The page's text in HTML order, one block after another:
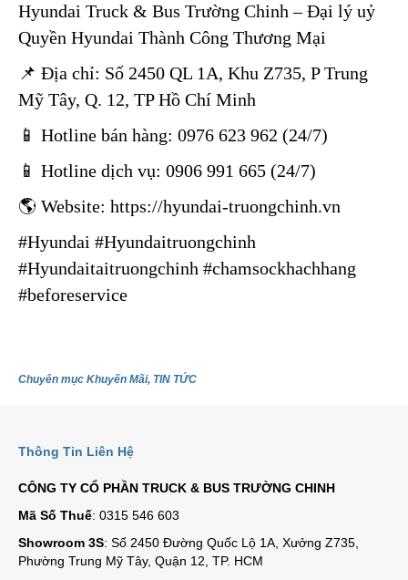
Hyundai Truck & Bus Trường Chinh – Đại lý uỷ
Quyền Hyundai Thành Công Thương Mại
📌 Địa chỉ: Số 2450 QL 1A, Khu Z735, P Trung
Mỹ Tây, Q. 12, TP Hồ Chí Minh
📱 Hotline bán hàng: 0976 623 962 (24/7)
📱 Hotline dịch vụ: 0906 991 665 (24/7)
🌎 Website: https://hyundai-truongchinh.vn
#Hyundai #Hyundaitruongchinh
#Hyundaitaitruongchinh #chamsockhachhang
#beforeservice
Chuyên mục Khuyến Mãi, TIN TỨC
Thông Tin Liên Hệ
CÔNG TY CỔ PHẦN TRUCK & BUS TRƯỜNG CHINH
Mã Số Thuế: 0315 546 603
Showroom 3S: Số 2450 Đường Quốc Lộ 1A, Xưởng Z735,
Phường Trung Mỹ Tây, Quận 12, TP. HCM